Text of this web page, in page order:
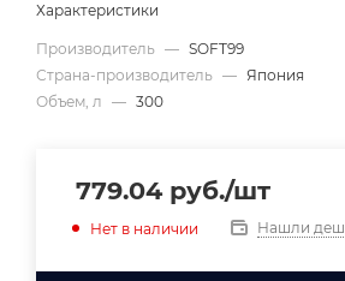
Характеристики
Производитель — SOFT99
Страна-производитель — Япония
Объем, л — 300
779.04руб./шт
Нет в наличии Нашли